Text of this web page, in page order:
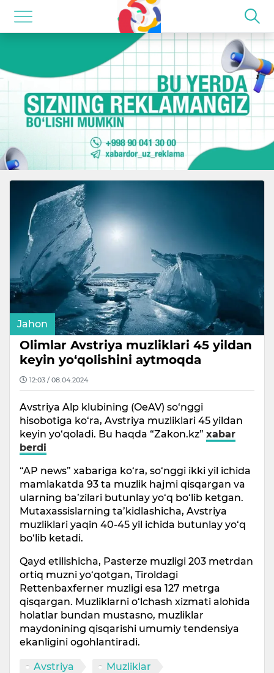
Jahon
Olimlar Avstriya muzliklari 45 yildan
keyin yo‘qolishini aytmoqda
12:03 / 08.04.2024
Avstriya Alp klubining (OeAV) so‘nggi
hisobotiga ko‘ra, Avstriya muzliklari 45 yildan
keyin yo‘qoladi. Bu haqda “Zakon.kz” xabar
berdi
“AP news” xabariga ko‘ra, so‘nggi ikki yil ichida
mamlakatda 93 ta muzlik hajmi qisqargan va
ularning ba’zilari butunlay yo‘q bo‘lib ketgan.
Mutaxassislarning ta’kidlashicha, Avstriya
muzliklari yaqin 40-45 yil ichida butunlay yo‘q
bo‘lib ketadi.
Qayd etilishicha, Pasterze muzligi 203 metrdan
ortiq muzni yo‘qotgan, Tiroldagi
Rettenbaxferner muzligi esa 127 metrga
qisqargan. Muzliklarni o‘lchash xizmati alohida
holatlar bundan mustasno, muzliklar
maydonining qisqarishi umumiy tendensiya
ekanligini ogohlantiradi.
Avstriya Muzliklar